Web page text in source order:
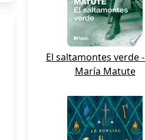
El saltamontes verde
María Matute